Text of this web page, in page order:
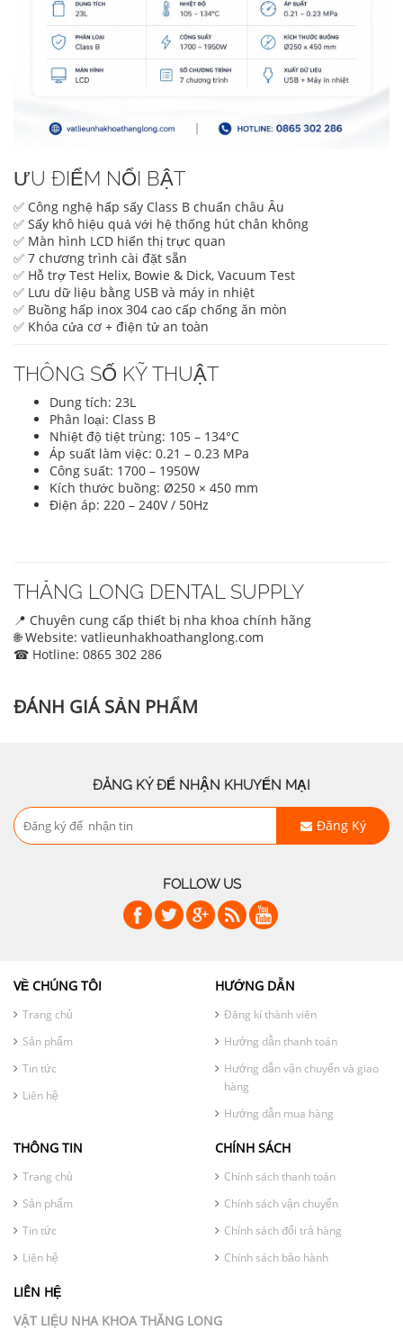
ƯU ĐIỂM NỔI BẬT
✅ Công nghệ hấp sấy Class B chuẩn châu Âu
✅ Sấy khô hiệu quả với hệ thống hút chân không
✅ Màn hình LCD hiển thị trực quan
✅ 7 chương trình cài đặt sẵn
✅ Hỗ trợ Test Helix, Bowie & Dick, Vacuum Test
✅ Lưu dữ liệu bằng USB và máy in nhiệt
✅ Buồng hấp inox 304 cao cấp chống ăn mòn
✅ Khóa cửa cơ + điện tử an toàn
THÔNG SỐ KỸ THUẬT
Dung tích: 23L
Phân loại: Class B
Nhiệt độ tiệt trùng: 105 – 134°C
Áp suất làm việc: 0.21 – 0.23 MPa
Công suất: 1700 – 1950W
Kích thước buồng: Ø250 × 450 mm
Điện áp: 220 – 240V / 50Hz
THĂNG LONG DENTAL SUPPLY
📍 Chuyên cung cấp thiết bị nha khoa chính hãng
🌐 Website: vatlieunhakhoathanglong.com
☎ Hotline: 0865 302 286
ĐÁNH GIÁ SẢN PHẨM
ĐĂNG KÝ ĐỂ NHẬN KHUYẾN MẠI
Đăng Ký
FOLLOW US
VỀ CHÚNG TÔI
Trang chủ
Sản phẩm
Tin tức
Liên hệ
HƯỚNG DẪN
Đăng kí thành viên
Hướng dẫn thanh toán
Hướng dẫn vận chuyển và giao
hàng
Hướng dẫn mua hàng
THÔNG TIN
Trang chủ
Sản phẩm
Tin tức
Liên hệ
CHÍNH SÁCH
Chính sách thanh toán
Chính sách vận chuyển
Chính sách đổi trả hàng
Chính sách bảo hành
LIÊN HỆ
VẬT LIỆU NHA KHOA THĂNG LONG